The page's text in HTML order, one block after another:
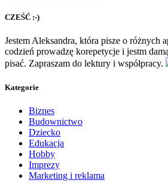
CZEŚĆ :-)
Jestem Aleksandra, która pisze o różnych
codzień prowadzę korepetycje i jestm
pisać. Zapraszam do lektury i współpracy.
Kategorie
Biznes
Budownictwo
Dziecko
Edukacja
Hobby
Imprezy
Marketing i reklama